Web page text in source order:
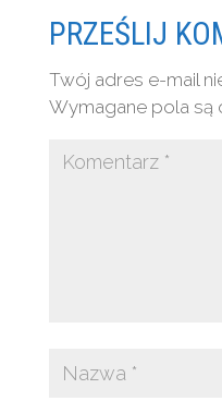
PRZEŚLIJ
Twój adres e-mail
Wymagane pola są